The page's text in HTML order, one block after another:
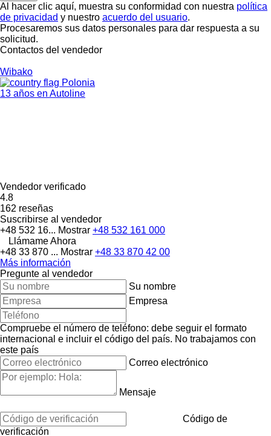
Al hacer clic aquí, muestra su conformidad con nuestra política
de privacidad y nuestro acuerdo del usuario.
Procesaremos sus datos personales para dar respuesta a su
solicitud.
Contactos del vendedor
Wibako
Polonia
13 años en Autoline
Vendedor verificado
4.8
162 reseñas
Suscribirse al vendedor
+48 532 16... Mostrar +48 532 161 000
Llámame Ahora
+48 33 870 ... Mostrar +48 33 870 42 00
Más información
Pregunte al vendedor
Su nombre
Empresa
Compruebe el número de teléfono: debe seguir el formato
internacional e incluir el código del país. No trabajamos con
este país
Correo electrónico
Mensaje
Código de
verificación